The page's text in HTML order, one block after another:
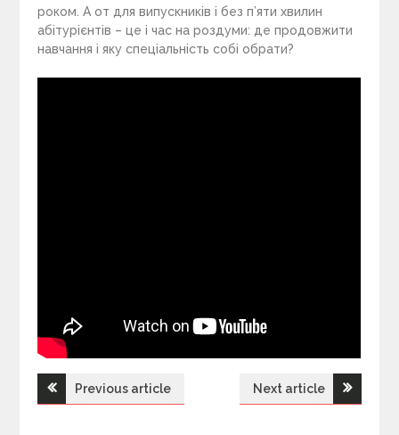
роком. А от для випускників і без п’яти хвилин
абітурієнтів – це і час на роздуми: де продовжити
навчання і яку спеціальність собі обрати?
Н
Previous article Next article